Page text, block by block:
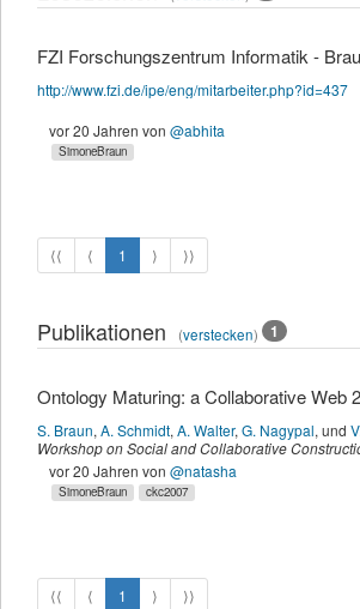
http://www.fzi.de/ipe/eng/mitarbeiter.php?id=437
vor 20 Jahren von @abhita
SimoneBraun
⟨⟨ ⟨ 1 ⟩ ⟩⟩
Publikationen (verstecken) 1
S. Braun, A. Schmidt, A. Walter, G. Nagypal, und
Workshop on Social and Collaborative
Knowledge (CKC 2007) at WWW 2007
vor 20 Jahren von @natasha
SimoneBraun ckc2007
⟨⟨ ⟨ 1 ⟩ ⟩⟩